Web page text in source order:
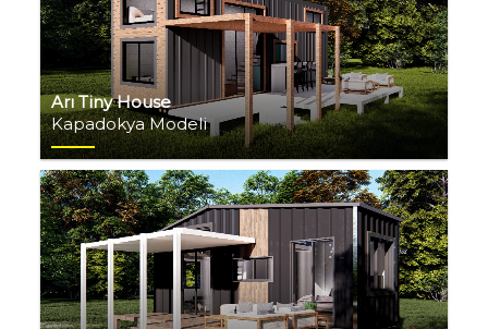
Arı Tiny House
Kapadokya Modeli